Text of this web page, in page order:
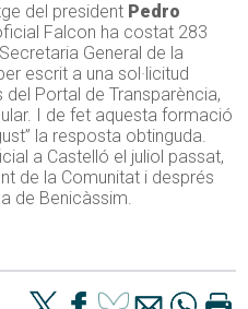
del president Pedro
Falcon ha costat 283
General de la
escrit a una sol·licitud
Portal de Transparència,
I de fet aquesta formació
la resposta obtinguda.
a Castelló el juliol passat,
de la Comunitat i després
de Benicàssim.